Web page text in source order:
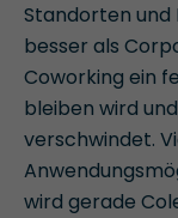
Standorten und
besser als
Coworking ein
bleiben wird
verschwindet.
wird gerade